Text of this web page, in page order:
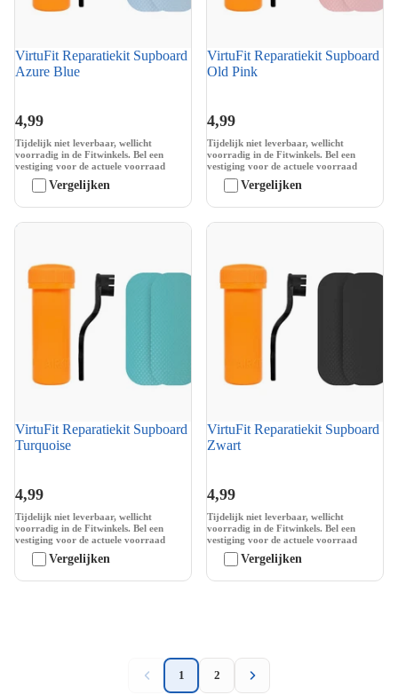
VirtuFit Reparatiekit Supboard
Azure Blue
4,99
Tijdelijk niet leverbaar, wellicht
voorradig in de Fitwinkels. Bel een
vestiging voor de actuele voorraad
Vergelijken
VirtuFit Reparatiekit Supboard
Old Pink
4,99
Tijdelijk niet leverbaar, wellicht
voorradig in de Fitwinkels. Bel een
vestiging voor de actuele voorraad
Vergelijken
VirtuFit Reparatiekit Supboard
VirtuFit Reparatiekit Supboard
Turquoise
4,99
Tijdelijk niet leverbaar, wellicht
voorradig in de Fitwinkels. Bel een
vestiging voor de actuele voorraad
Vergelijken
VirtuFit Reparatiekit Supboard
VirtuFit Reparatiekit Supboard
Zwart
4,99
Tijdelijk niet leverbaar, wellicht
voorradig in de Fitwinkels. Bel een
vestiging voor de actuele voorraad
Vergelijken
1 2